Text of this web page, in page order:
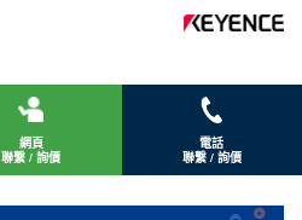
網頁
聯繫 / 詢價
電話
聯繫 / 詢價